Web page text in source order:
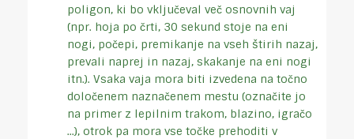
poligon, ki bo vključeval več osnovnih vaj
(npr. hoja po črti, 30 sekund stoje na eni
nogi, počepi, premikanje na vseh štirih nazaj,
prevali naprej in nazaj, skakanje na eni nogi
itn.). Vsaka vaja mora biti izvedena na točno
določenem naznačenem mestu (označite jo
na primer z lepilnim trakom, blazino, igračo
...), otrok pa mora vse točke prehoditi v